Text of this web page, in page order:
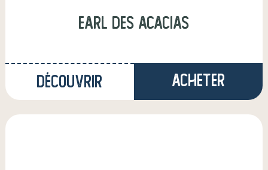
earl des acacias
Découvrir Acheter